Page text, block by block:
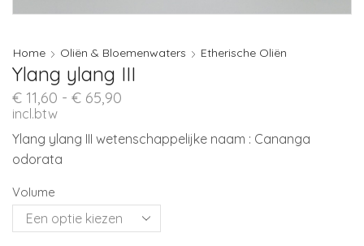
Home Oliën & Bloemenwaters Etherische Oliën
Ylang ylang III
€ 11,60 - € 65,90
€ 65,90
incl.btw
Ylang ylang III wetenschappelijke naam : Cananga
odorata
Volume